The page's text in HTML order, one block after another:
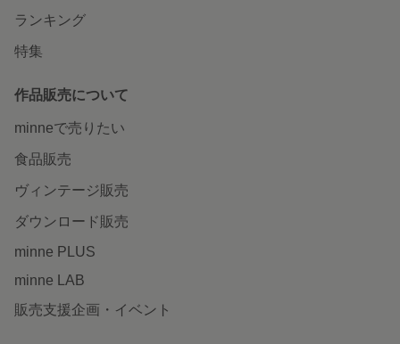
ランキング
特集
作品販売について
minneで売りたい
食品販売
ヴィンテージ販売
ダウンロード販売
minne PLUS
minne LAB
販売支援企画・イベント